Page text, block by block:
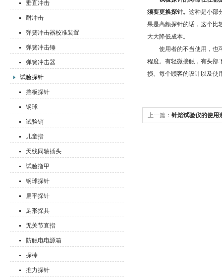
垂直冲击
耐冲击
弹簧冲击器校准装置
弹簧冲击锤
弹簧冲击器
试验探针
挡板探针
钢球
试验销
儿童指
天线同轴插头
试验指甲
钢球探针
扁平探针
足形探具
无关节直指
防触电电源箱
探棒
推力探针
须要更换探针。 这种是小部
果是高频探针的话，这个比
大大降低成本。
使用者的不当使用，也
程度。有轻微接触，有头部
损。每个顾客的设计以及使
上一篇： 针焰试验仪的使用